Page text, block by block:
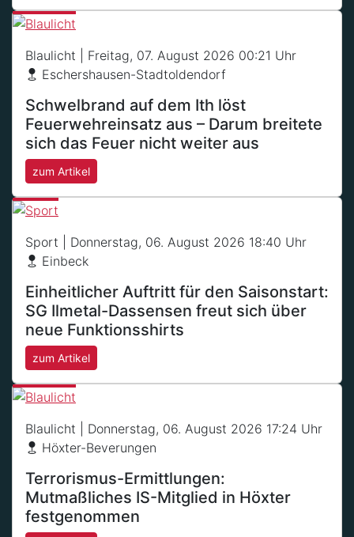
Blaulicht
| Freitag, 07. August 2026 00:21 Uhr
Eschershausen-Stadtoldendorf
Schwelbrand auf dem Ith löst
Feuerwehreinsatz aus – Darum breitete
sich das Feuer nicht weiter aus
zum Artikel
Sport
| Donnerstag, 06. August 2026 18:40 Uhr
Einbeck
Einheitlicher Auftritt für den Saisonstart:
SG Ilmetal-Dassensen freut sich über
neue Funktionsshirts
zum Artikel
Blaulicht
| Donnerstag, 06. August 2026 17:24 Uhr
Höxter-Beverungen
Terrorismus-Ermittlungen:
Mutmaßliches IS-Mitglied in Höxter
festgenommen